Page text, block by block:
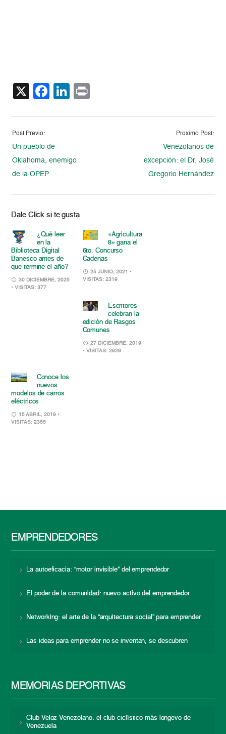
X Facebook
LinkedIn
Post Previo:
Un pueblo de
Oklahoma, enemigo
de la OPEP
Proximo Post:
Venezolanos de
excepción: el Dr. José
Gregorio Hernández
Dale Click si te gusta
¿Qué leer
en la
Biblioteca Digital
Banesco antes de
que termine el año?
30 DICIEMBRE, 2025
• VISITAS: 377
«Agricultura
8» gana el
6to. Concurso
Cadenas
25 JUNIO, 2021
•
VISITAS: 2319
Escritores
celebran la
edición de Rasgos
Comunes
27 DICIEMBRE, 2019
• VISITAS: 2929
Conoce los
nuevos
modelos de carros
eléctricos
15 ABRIL, 2019 •
VISITAS: 2355
EMPRENDEDORES
La autoeficacia: “motor invisible” del emprendedor
El poder de la comunidad: nuevo activo del emprendedor
Networking: el arte de la “arquitectura social” para emprender
Las ideas para emprender no se inventan, se descubren
MEMORIAS DEPORTIVAS
Club Veloz Venezolano: el club ciclístico más longevo de
Venezuela